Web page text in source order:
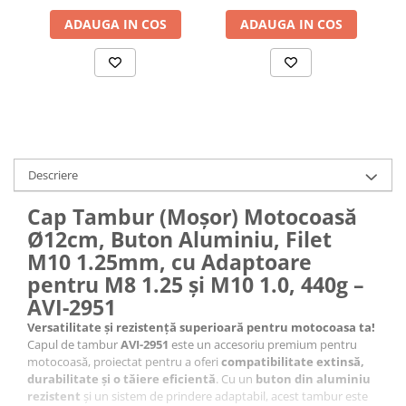
Accesorii baterii sanitare
Accesorii chiuvete
Baterii sanitare cu incalzire instant
Sonerii electrice
Termometre Meteo
Gradina - Gradinarit
Accesorii fierastraie cu lant
Accesorii fierastraie electrice
Accesorii irigare
Accesorii pompe de apa
Accesorii unelte gradinarit
Articole antidaunatori gradina
ADAUGA IN COS ADAUGA IN COS
Descriere
Cap Tambur (Moșor) Motocoasă
Ø12cm, Buton Aluminiu, Filet
M10 1.25mm, cu Adaptoare
pentru M8 1.25 și M10 1.0, 440g –
AVI-2951
Versatilitate și rezistență superioară pentru motocoasa ta!
Capul de tamburAVI-2951 este un accesoriu premium pentru
motocoasă, proiectat pentru a oferi compatibilitate extinsă,
durabilitate și o tăiere eficientă. Cu un buton din aluminiu
rezistent și un sistem de prindere adaptabil, acest tambur este